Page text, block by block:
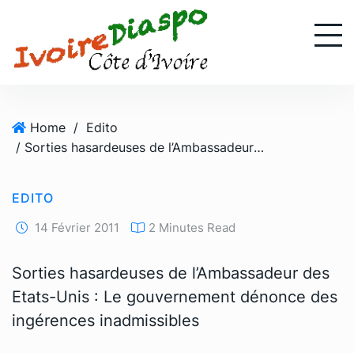
Home / Edito
/ Sorties hasardeuses de l’Ambassadeur des Etats-Unis : Le gouvernement dénonce des ingérences inadmissibles
EDITO
14 Février 2011 2 Minutes Read
Sorties hasardeuses de l’Ambassadeur des
Etats-Unis : Le gouvernement dénonce des
ingérences inadmissibles